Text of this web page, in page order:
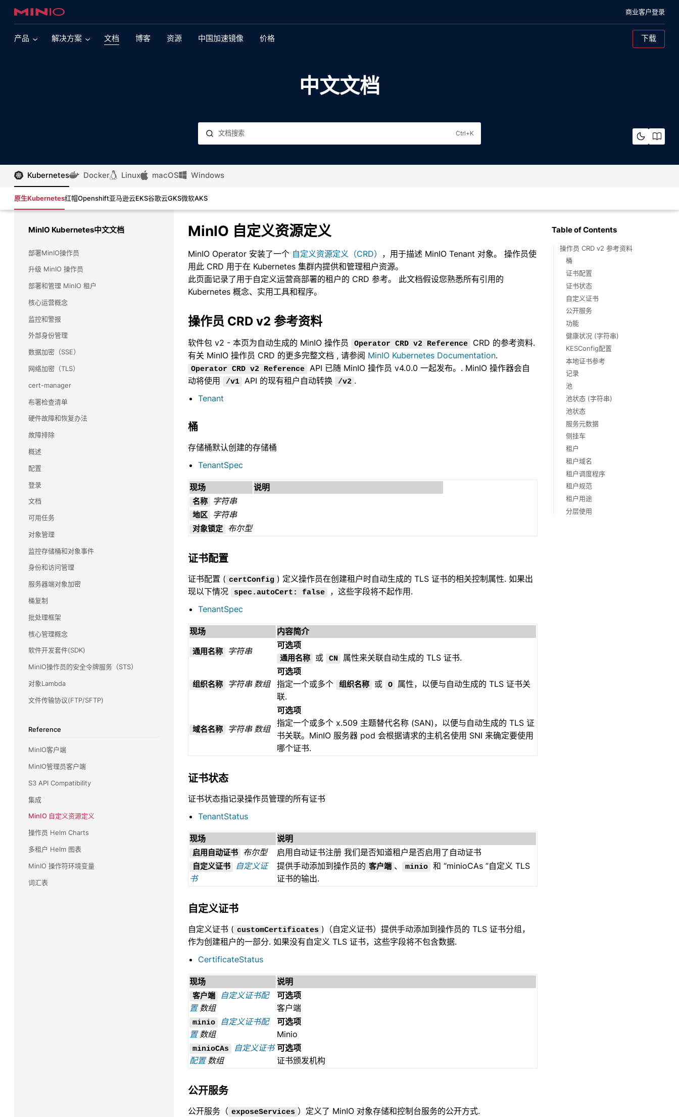
商业客户登录
产品
亚马逊云 Elastic Kubernetes 服务的 MinIO
微软云 Kubernetes 服务的 MinIO
多地复制
可扩展性
亚马逊云 S3 兼容性
参考硬件
解决方案
对象存储正在推动人工智能革命。了解 MinIO 如何
浏览我们广泛的集成产品组合
SQL Server
了解如何将 SQL Server 2022 与 MinIO 配对，以
了解 Commvault 和 MinIO 如何合作，为任务关键
snowflake(雪花)
使用雪花数据云查询和分析驻留在 MinIO 上的多个
数据源，包括流数据。无需移动数据，只需使用
Splunk(斯普伦克)
了解 MinIO 如何为 Splunk 智能商店提供大规模性
了解 MinIO 和 Veeam 如何合作，为各种备份用例
提高性能和可扩展性。
HDFS 迁移
了解 MinIO 如何在从持久数据平台到 TKGI 的整个
产品组合中与 VMware 集成，以及我们如何支持
文档 博客 资源 中国加速镜像 价格 下载
中文文档
Ctrl+K
Kubernetes Docker Linux macOS Windows
原生Kubernetes红帽Openshift亚马逊云EKS谷歌云GKS微软AKS
MinIO Kubernetes中文文档
部署MinIO操作员
升级 MinIO 操作员
部署和管理 MinIO 租户
核心运营概念
监控和警报
外部身份管理
数据加密（SSE）
网络加密（TLS）
cert-manager
布署检查清单
硬件故障和恢复办法
故障排除
概述
配置
登录
文档
可用任务
对象管理
监控存储桶和对象事件
身份和访问管理
服务器端对象加密
桶复制
批处理框架
核心管理概念
软件开发套件(SDK)
MinIO操作员的安全令牌服务（STS）
对象Lambda
文件传输协议(FTP/SFTP)
Reference
MinIO客户端
MinIO管理员客户端
S3 API Compatibility
集成
MinIO 自定义资源定义
操作员 Helm Charts
多租户 Helm 图表
MinIO 操作符环境变量
词汇表
Table of Contents
操作员 CRD v2 参考资料
桶
证书配置
证书状态
自定义证书
公开服务
功能
健康状况 (字符串)
KESConfig配置
本地证书参考
记录
池
池状态 (字符串)
池状态
服务元数据
侧挂车
租户
租户域名
租户调度程序
租户规范
租户用途
分层使用
MinIO 自定义资源定义
MinIO Operator 安装了一个 自定义资源定义（CRD） ，用于描述 MinIO Tenant 对象。 操作员使
用此 CRD 用于在 Kubernetes 集群内提供和管理租户资源。
此页面记录了用于自定义运营商部署的租户的 CRD 参考。 此文档假设您熟悉所有引用的
Kubernetes 概念、实用工具和程序。
操作员 CRD v2 参考资料
软件包 v2 - 本页为自动生成的 MinIO 操作员 Operator CRD v2 Reference
CRD 的参考资料.
有关 MinIO 操作员 CRD 的更多完整文档 , 请参阅 MinIO Kubernetes Documentation.
Operator CRD v2 Reference
API 已随 MinIO 操作员 v4.0.0 一起发布。. MinIO 操作器会自
动将使用
/v1 API 的现有租户自动转换 /v2 .
Tenant
桶
存储桶默认创建的存储桶
TenantSpec
现场 说明
名称 字符串
地区 字符串
对象锁定 布尔型
证书配置
证书配置 ( certConfig ) 定义操作员在创建租户时自动生成的 TLS 证书的相关控制属性. 如果出
现以下情况
spec.autoCert: false
，这些字段将不起作用.
TenantSpec
现场 内容简介
通用名称 字符串
可选项
通用名称 或 CN 属性来关联自动生成的 TLS 证书.
组织名称 字符串 数组
可选项
指定一个或多个
组织名称 或 O
属性，以便与自动生成的 TLS 证书关
联.
域名名称 字符串 数组
可选项
指定一个或多个 x.509 主题替代名称 (SAN)，以便与自动生成的 TLS 证
书关联。MinIO 服务器 pod 会根据请求的主机名使用 SNI 来确定要使用
哪个证书.
证书状态
证书状态指记录操作员管理的所有证书
TenantStatus
现场 说明
启用自动证书 布尔型 启用自动证书注册 我们是否知道租户是否启用了自动证书
自定义证书
自定义证
书
提供手动添加到操作员的 客户端 、 minio
和 “minioCAs ”自定义 TLS
证书的输出.
自定义证书
自定义证书 ( customCertificates )（自定义证书）提供手动添加到操作员的 TLS 证书分组，
作为创建租户的一部分. 如果没有自定义 TLS 证书，这些字段将不包含数据.
CertificateStatus
现场 说明
客户端
自定义证书配
置数组
可选项
客户端
minio
自定义证书配
置数组
可选项
Minio
minioCAs
自定义证书
配置数组
可选项
证书颁发机构
公开服务
公开服务（ exposeServices ）定义了 MinIO 对象存储和控制台服务的公开方式.